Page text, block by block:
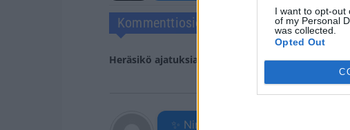
I want to opt-out
of my Personal
was collected.
Opted Out
Kommenttiosio
Heräsikö ajatuksia? Kerro mielipiteesi.Tutustu
✨ Nimikone